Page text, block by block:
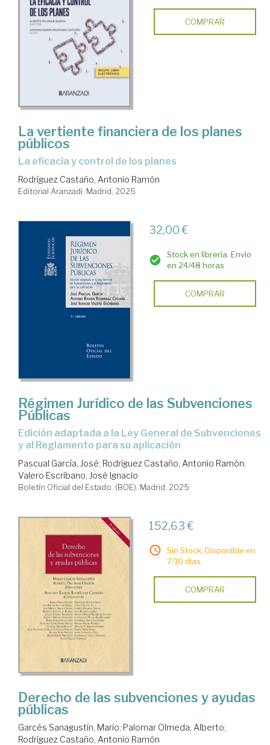
COMPRAR
La vertiente financiera de los planes
públicos
la eficacia y control de los planes
Rodríguez Castaño, Antonio Ramón
Editorial Aranzadi. Madrid, 2025
32,00 €
Stock en librería. Envío
en 24/48 horas
COMPRAR
Régimen Jurídico de las Subvenciones
Públicas
Edición adaptada a la Ley General de Subvenciones
y al Reglamento para su aplicación
Pascual García, José; Rodríguez Castaño, Antonio Ramón;
Valero Escribano, José Ignacio
Boletín Oficial del Estado. (BOE). Madrid, 2025
152,63 €
Sin Stock. Disponible en
7/10 días.
COMPRAR
Derecho de las subvenciones y ayudas
públicas
Garcés Sanagustín, Mario; Palomar Olmeda, Alberto;
Rodríguez Castaño, Antonio Ramón